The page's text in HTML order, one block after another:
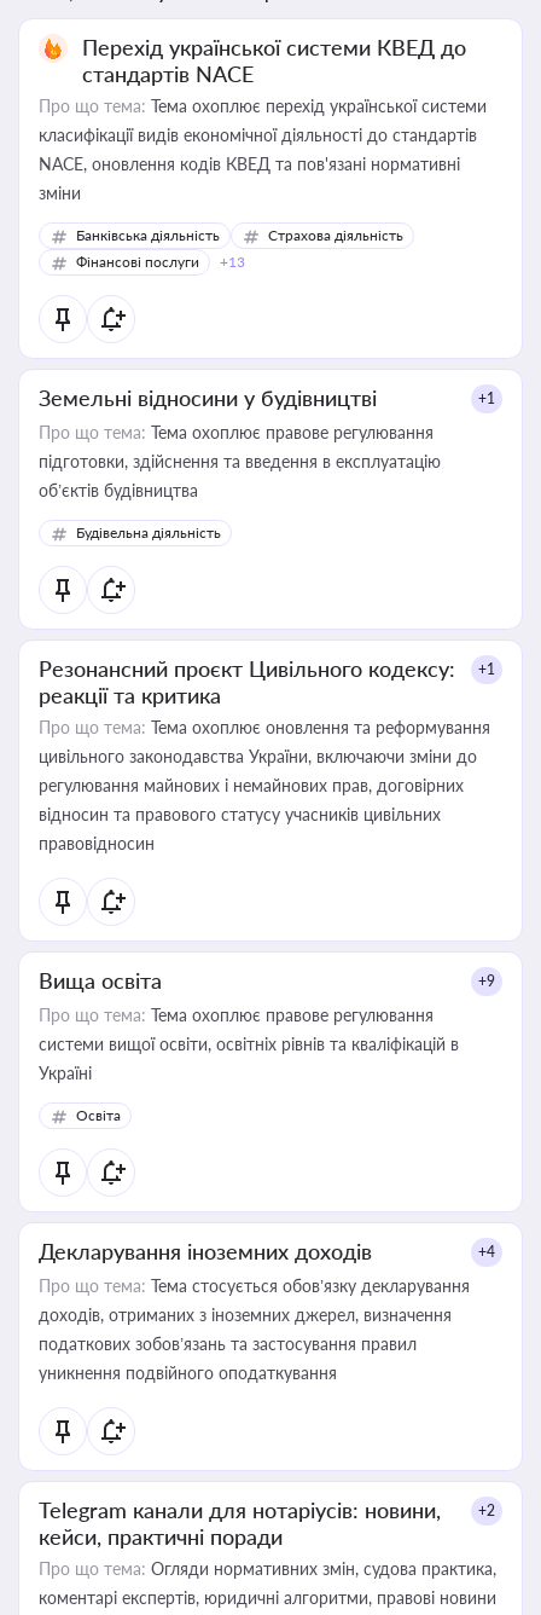
Перехід української системи КВЕД до
стандартів NACE
Про що тема: Тема охоплює перехід української системи
класифікації видів економічної діяльності до стандартів
NACE, оновлення кодів КВЕД та пов'язані нормативні
зміни
Банківська діяльність
Страхова діяльність
Фінансові послуги
+13
Земельні відносини у будівництві +1
Про що тема: Тема охоплює правове регулювання
підготовки, здійснення та введення в експлуатацію
об’єктів будівництва
Будівельна діяльність
Резонансний проєкт Цивільного кодексу:
реакції та критика
+1
Про що тема: Тема охоплює оновлення та реформування
цивільного законодавства України, включаючи зміни до
регулювання майнових і немайнових прав, договірних
відносин та правового статусу учасників цивільних
правовідносин
Вища освіта +9
Про що тема: Тема охоплює правове регулювання
системи вищої освіти, освітніх рівнів та кваліфікацій в
Україні
Освіта
Декларування іноземних доходів +4
Про що тема: Тема стосується обов’язку декларування
доходів, отриманих з іноземних джерел, визначення
податкових зобов’язань та застосування правил
уникнення подвійного оподаткування
Telegram канали для нотаріусів: новини,
кейси, практичні поради
+2
Про що тема: Огляди нормативних змін, судова практика,
коментарі експертів, юридичні алгоритми, правові новини